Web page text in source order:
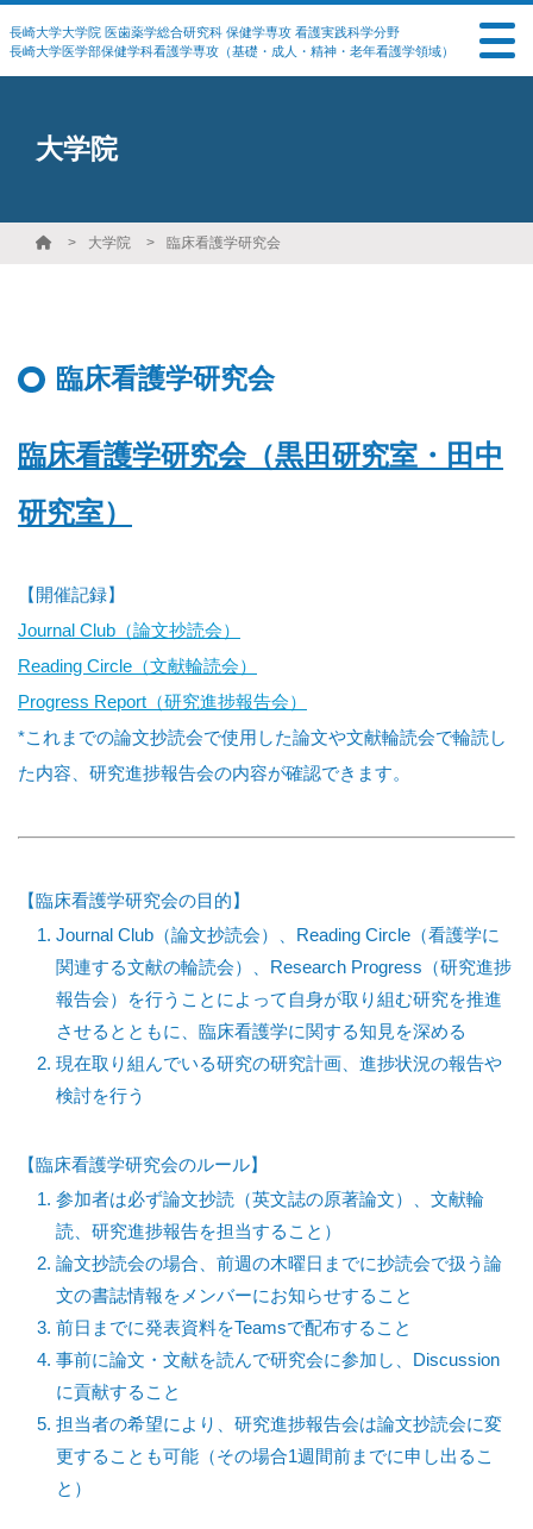
長崎大学大学院 医歯薬学総合研究科 保健学専攻 看護実践科学分野
長崎大学医学部保健学科看護学専攻（基礎・成人・精神・老年看護学領域）
大学院
大学院 臨床看護学研究会
臨床看護学研究会
臨床看護学研究会（黒田研究室・田中
研究室）
【開催記録】
Journal Club（論文抄読会）
Reading Circle（文献輪読会）
Progress Report（研究進捗報告会）
*これまでの論文抄読会で使用した論文や文献輪読会で輪読し
た内容、研究進捗報告会の内容が確認できます。
【臨床看護学研究会の目的】
Journal Club（論文抄読会）、Reading Circle（看護学に
関連する文献の輪読会）、Research Progress（研究進捗
報告会）を行うことによって自身が取り組む研究を推進
させるとともに、臨床看護学に関する知見を深める
現在取り組んでいる研究の研究計画、進捗状況の報告や
検討を行う
【臨床看護学研究会のルール】
参加者は必ず論文抄読（英文誌の原著論文）、文献輪
読、研究進捗報告を担当すること）
論文抄読会の場合、前週の木曜日までに抄読会で扱う論
文の書誌情報をメンバーにお知らせすること
前日までに発表資料をTeamsで配布すること
事前に論文・文献を読んで研究会に参加し、Discussion
に貢献すること
担当者の希望により、研究進捗報告会は論文抄読会に変
更することも可能（その場合1週間前までに申し出るこ
と）